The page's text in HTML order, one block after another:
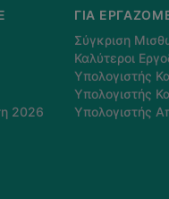
2026
ΓΙΑ
Σύγκριση
Καλύτεροι
Υπολογιστής
Υπολογιστής
Υπολογιστής